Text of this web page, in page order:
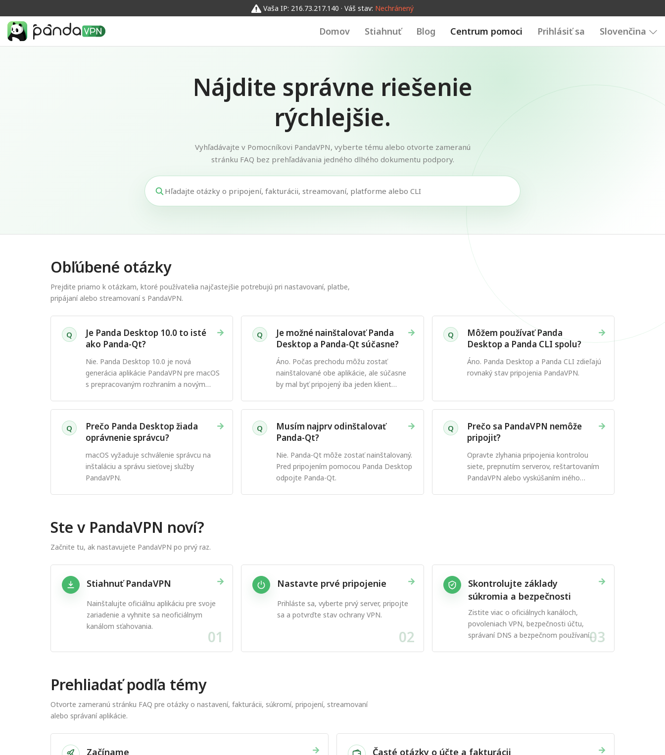
Vaša IP: 216.73.217.140 · Váš stav: Nechránený
Domov Stiahnuť Blog Centrum pomoci Prihlásiť sa Slovenčina
Nájdite správne riešenie
rýchlejšie.
Vyhľadávajte v Pomocníkovi PandaVPN, vyberte tému alebo otvorte zameranú
stránku FAQ bez prehľadávania jedného dlhého dokumentu podpory.
Obľúbené otázky
Prejdite priamo k otázkam, ktoré používatelia najčastejšie potrebujú pri nastavovaní, platbe,
pripájaní alebo streamovaní s PandaVPN.
Q →
Je Panda Desktop 10.0 to isté
ako Panda-Qt?
Nie. Panda Desktop 10.0 je nová
generácia aplikácie PandaVPN pre macOS
s prepracovaným rozhraním a novým
Q →
Je možné nainštalovať Panda
Desktop a Panda-Qt súčasne?
Áno. Počas prechodu môžu zostať
nainštalované obe aplikácie, ale súčasne
by mal byť pripojený iba jeden klient
Q →
Môžem používať Panda
Desktop a Panda CLI spolu?
Áno. Panda Desktop a Panda CLI zdieľajú
rovnaký stav pripojenia PandaVPN.
Q →
Prečo Panda Desktop žiada
oprávnenie správcu?
macOS vyžaduje schválenie správcu na
inštaláciu a správu sieťovej služby
PandaVPN.
Q →
Musím najprv odinštalovať
Panda-Qt?
Nie. Panda-Qt môže zostať nainštalovaný.
Pred pripojením pomocou Panda Desktop
odpojte Panda-Qt.
Q →
Prečo sa PandaVPN nemôže
pripojiť?
Opravte zlyhania pripojenia kontrolou
siete, prepnutím serverov, reštartovaním
PandaVPN alebo vyskúšaním iného
Ste v PandaVPN noví?
Začnite tu, ak nastavujete PandaVPN po prvý raz.
→
Stiahnuť PandaVPN
Nainštalujte oficiálnu aplikáciu pre svoje
zariadenie a vyhnite sa neoficiálnym
kanálom sťahovania.
01
→
Nastavte prvé pripojenie
Prihláste sa, vyberte prvý server, pripojte
sa a potvrďte stav ochrany VPN.
02
→
Skontrolujte základy
súkromia a bezpečnosti
Zistite viac o oficiálnych kanáloch,
povoleniach VPN, bezpečnosti účtu,
správaní DNS a bezpečnom používaní03
Prehliadať podľa témy
Otvorte zameranú stránku FAQ pre otázky o nastavení, fakturácii, súkromí, pripojení, streamovaní
alebo správaní aplikácie.
→
Začíname →
Časté otázky o účte a fakturácii